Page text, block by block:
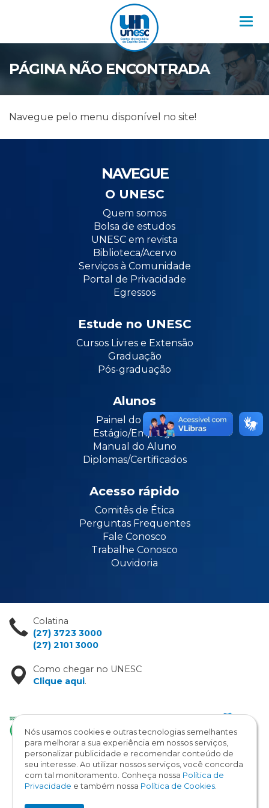
PÁGINA NÃO ENCONTRADA
Navegue pelo menu disponível no site!
NAVEGUE
O UNESC
Quem somos
Bolsa de estudos
UNESC em revista
Biblioteca/Acervo
Serviços à Comunidade
Portal de Privacidade
Egressos
Estude no UNESC
Cursos Livres e Extensão
Graduação
Pós-graduação
Alunos
Painel do Aluno
Estágio/Emprego
Manual do Aluno
Diplomas/Certificados
Acesso rápido
Comitês de Ética
Perguntas Frequentes
Fale Conosco
Trabalhe Conosco
Ouvidoria
Colatina
(27) 3723 3000
(27) 2101 3000
Como chegar no UNESC
Clique aqui.
Copyright © 2026 / UNESC
Todos os direitos reservados
Nós usamos cookies e outras tecnologias semelhantes
para melhorar a sua experiência em nossos serviços,
personalizar publicidade e recomendar conteúdo de
seu interesse. Ao utilizar nossos serviços, você concorda
com tal monitoramento. Conheça nossa Política de
Privacidade e também nossa Política de Cookies.